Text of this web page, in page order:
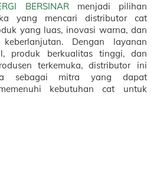
BERSINARmenjadi pilihan
yang mencari distributor cat
yang luas, inovasi warna, dan
Dengan layanan
produk berkualitas tinggi, dan
terkemuka, distributor ini
sebagai mitra yang dapat
kebutuhan cat untuk